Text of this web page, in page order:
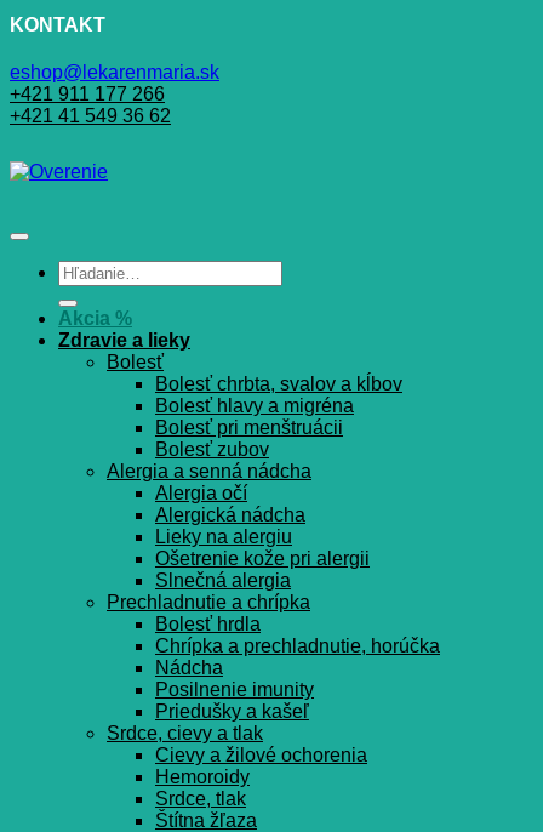
KONTAKT
eshop@lekarenmaria.sk
+421 911 177 266
+421 41 549 36 62
Hľadať:
Akcia %
Zdravie a lieky
Bolesť
Bolesť chrbta, svalov a kĺbov
Bolesť hlavy a migréna
Bolesť pri menštruácii
Bolesť zubov
Alergia a senná nádcha
Alergia očí
Alergická nádcha
Lieky na alergiu
Ošetrenie kože pri alergii
Slnečná alergia
Prechladnutie a chrípka
Bolesť hrdla
Chrípka a prechladnutie, horúčka
Nádcha
Posilnenie imunity
Priedušky a kašeľ
Srdce, cievy a tlak
Cievy a žilové ochorenia
Hemoroidy
Srdce, tlak
Štítna žľaza